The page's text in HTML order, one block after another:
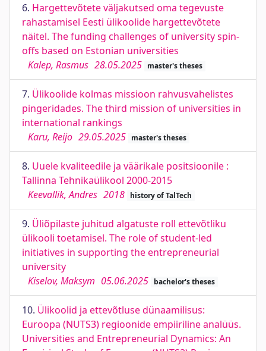
6. Hargettevõtete väljakutsed oma tegevuste
rahastamisel Eesti ülikoolide hargettevõtete
näitel. The funding challenges of university spin-
offs based on Estonian universities
Kalep, Rasmus 28.05.2025 master's theses
7. Ülikoolide kolmas missioon rahvusvahelistes
pingeridades. The third mission of universities in
international rankings
Karu, Reijo 29.05.2025 master's theses
8. Uuele kvaliteedile ja väärikale positsioonile :
Tallinna Tehnikaülikool 2000-2015
Keevallik, Andres 2018 history of TalTech
9. Üliõpilaste juhitud algatuste roll ettevõtliku
ülikooli toetamisel. The role of student-led
initiatives in supporting the entrepreneurial
university
Kiselov, Maksym 05.06.2025 bachelor's theses
10. Ülikoolid ja ettevõtluse dünaamilisus:
Euroopa (NUTS3) regioonide empiiriline analüüs.
Universities and Entrepreneurial Dynamics: An